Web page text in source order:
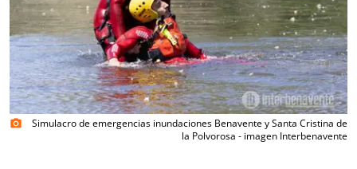
photo_camera
Simulacro de emergencias inundaciones Benavente y Santa Cristina de
la Polvorosa - imagen Interbenavente